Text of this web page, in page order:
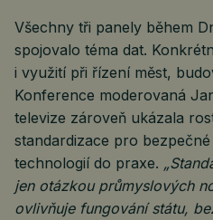
Všechny tři panely během
spojovalo téma dat.
i využití při řízení měst,
Konference moderovaná
televize zároveň ukázala
standardizace pro
technologií do praxe.
jen otázkou průmyslových
ovlivňuje fungování státu,